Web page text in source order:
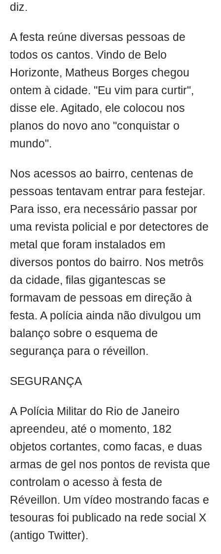
diz.
A festa reúne diversas pessoas de
todos os cantos. Vindo de Belo
Horizonte, Matheus Borges chegou
ontem à cidade. "Eu vim para curtir",
disse ele. Agitado, ele colocou nos
planos do novo ano "conquistar o
mundo".
Nos acessos ao bairro, centenas de
pessoas tentavam entrar para festejar.
Para isso, era necessário passar por
uma revista policial e por detectores de
metal que foram instalados em
diversos pontos do bairro. Nos metrôs
da cidade, filas gigantescas se
formavam de pessoas em direção à
festa. A polícia ainda não divulgou um
balanço sobre o esquema de
segurança para o réveillon.
SEGURANÇA
A Polícia Militar do Rio de Janeiro
apreendeu, até o momento, 182
objetos cortantes, como facas, e duas
armas de gel nos pontos de revista que
controlam o acesso à festa de
Réveillon. Um vídeo mostrando facas e
tesouras foi publicado na rede social X
(antigo Twitter).